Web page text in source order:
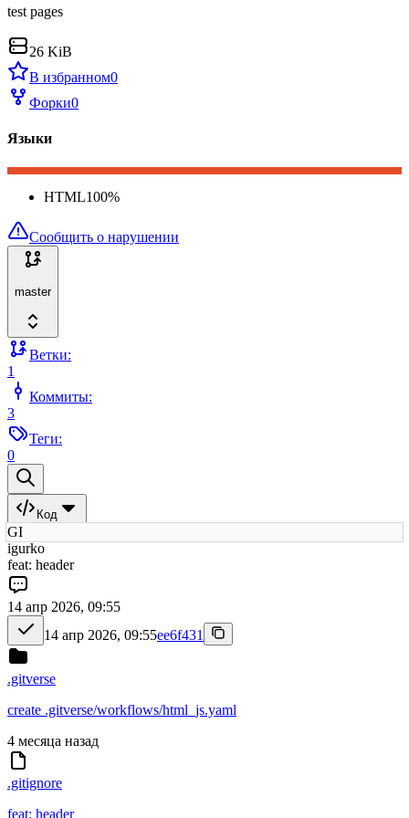
test pages
26 KiB
В избранном0
Форки0
Языки
HTML100%
Сообщить о нарушении
master
Ветки:
1
Коммиты:
3
Теги:
0
Код
GI
igurko
feat: header
14 апр 2026, 09:55
14 апр 2026, 09:55ee6f431
.gitverse
create .gitverse/workflows/html_js.yaml
4 месяца назад
.gitignore
feat: header